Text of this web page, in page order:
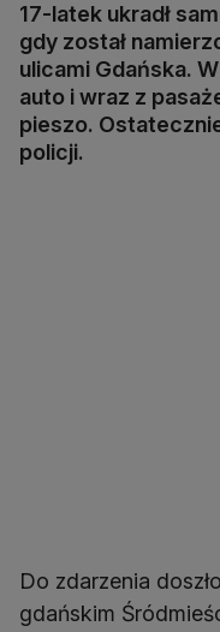
17-latek ukradł
gdy został
ulicami Gdańska.
auto i wraz z
pieszo.
policji.
Do zdarzenia
gdańskim